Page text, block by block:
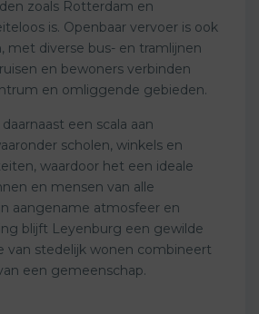
zoals Rotterdam en
is. Openbaar vervoer is ook
met diverse bus- en tramlijnen
en bewoners verbinden
en omliggende gebieden.
een scala aan
scholen, winkels en
waardoor het een ideale
en mensen van alle
aangename atmosfeer en
blijft Leyenburg een gewilde
van stedelijk wonen combineert
een gemeenschap.